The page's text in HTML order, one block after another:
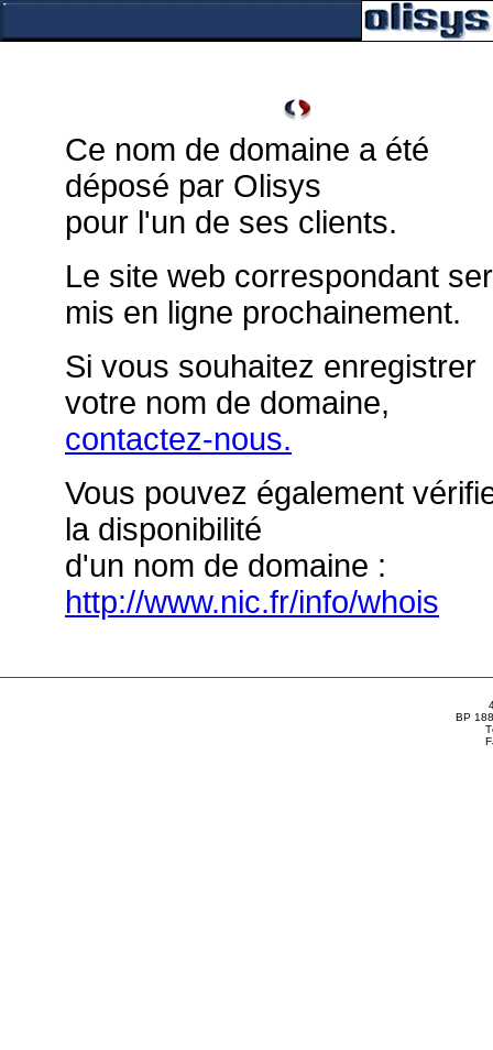
Ce nom de domaine a été
déposé par Olisys
pour l'un de ses clients.
Le site web correspondant
mis en ligne prochainement.
Si vous souhaitez enregistrer
votre nom de domaine,
contactez-nous.
Vous pouvez également
la disponibilité
d'un nom de domaine :
http://www.nic.fr/info/whois
BP